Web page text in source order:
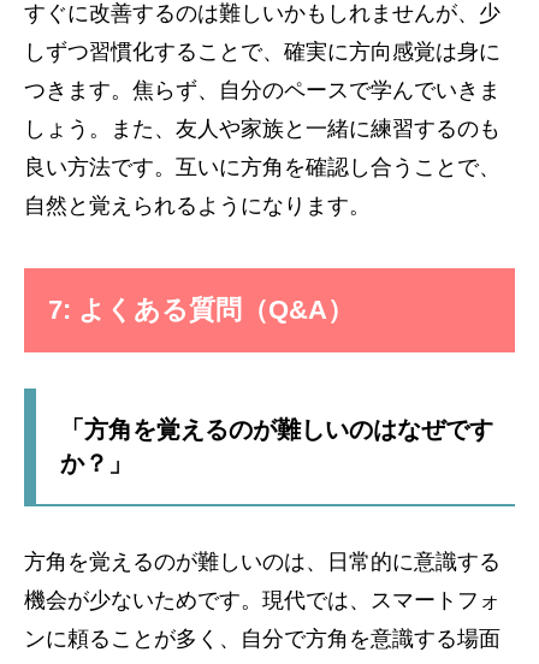
すぐに改善するのは難しいかもしれませんが、少
しずつ習慣化することで、確実に方向感覚は身に
つきます。焦らず、自分のペースで学んでいきま
しょう。また、友人や家族と一緒に練習するのも
良い方法です。互いに方角を確認し合うことで、
自然と覚えられるようになります。
7: よくある質問（Q&A）
「方角を覚えるのが難しいのはなぜです
か？」
方角を覚えるのが難しいのは、日常的に意識する
機会が少ないためです。現代では、スマートフォ
ンに頼ることが多く、自分で方角を意識する場面